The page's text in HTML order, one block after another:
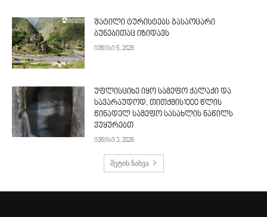
შატილი ტურისტებს გასაოცარი
ბუნებითაც იზიდავს
ივნისი 5, 2026
უფლისციხე იყო სამეფო ქალაქი და
სავარაუდოდ, თითქმის1000 წლის
წინადელ სამეფო სასახლის ნაწილს
ვუყურებთ
ივნისი 3, 2026
მეტის ნახვა